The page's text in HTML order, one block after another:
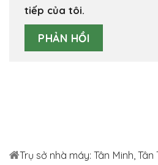
tiếp của tôi.
Trụ sở nhà máy: Tân Minh,